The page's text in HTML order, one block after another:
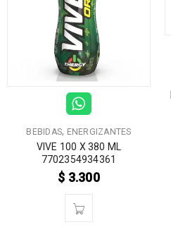
BEBIDAS, ENERGIZANTES
VIVE 100 X 380 ML
7702354934361
$ 3.300